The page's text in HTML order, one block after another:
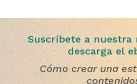
Suscríbete a
descarga el
Cómo crear una